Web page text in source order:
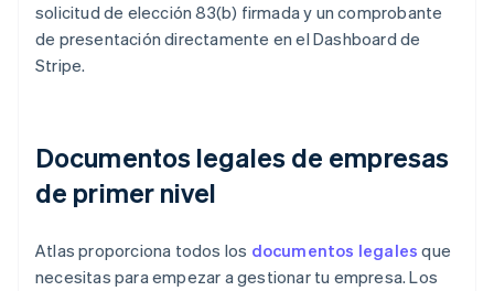
solicitud de elección 83(b) firmada y un comprobante
de presentación directamente en el Dashboard de
Stripe.
Documentos legales de empresas
de primer nivel
Atlas proporciona todos los documentos legales que
necesitas para empezar a gestionar tu empresa. Los